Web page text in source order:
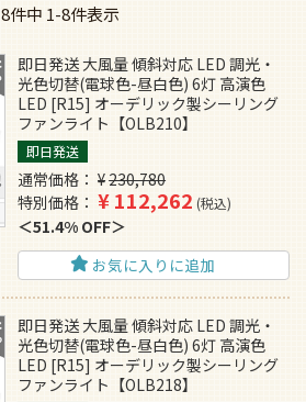
8件中 1-8件表示
即日発送 大風量 傾斜対応 LED 調光・
光色切替(電球色-昼白色) 6灯 高演色
LED [R15] オーデリック製シーリング
ファンライト【OLB210】
即日発送
通常価格 ¥230,780
特別価格
¥112,262 税込
51.4% OFF
お気に入りに追加
即日発送 大風量 傾斜対応 LED 調光・
光色切替(電球色-昼白色) 6灯 高演色
LED [R15] オーデリック製シーリング
ファンライト【OLB218】